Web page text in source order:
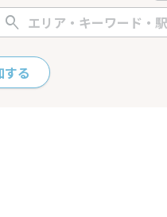
する
最終確認画面でご確認ください